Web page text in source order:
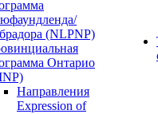
(NLPNP)
Онтарио
Направления
Expression of